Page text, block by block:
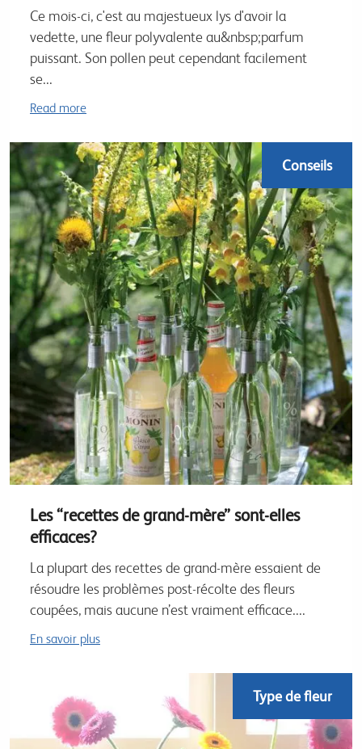
Ce mois-ci, c'est au majestueux lys d'avoir la
vedette, une fleur polyvalente au&nbsp;parfum
puissant. Son pollen peut cependant facilement
se...
Read more
Conseils
Les “recettes de grand-mère” sont-elles
efficaces?
La plupart des recettes de grand-mère essaient de
résoudre les problèmes post-récolte des fleurs
coupées, mais aucune n’est vraiment efficace....
En savoir plus
Type de fleur